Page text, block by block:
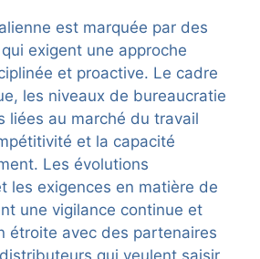
est marquée par des
exigent une approche
et proactive. Le cadre
les niveaux de bureaucratie
liées au marché du travail
et la capacité
Les évolutions
les exigences en matière de
une vigilance continue et
étroite avec des partenaires